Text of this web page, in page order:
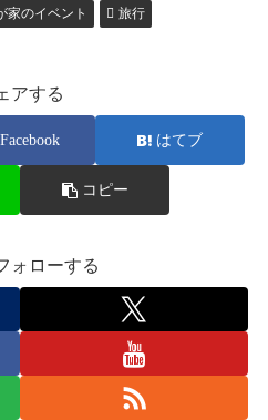
家のイベント
旅行
アする
Facebook はてブ
コピー
ォローする